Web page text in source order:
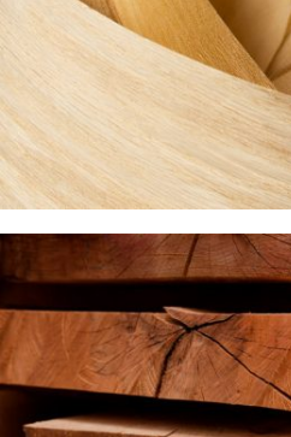
НАТУРАЛЬНЫЙ
Cтроганный
Шпон
ОТ ПРОИЗВОДИТЕЛЯ
Посмотреть